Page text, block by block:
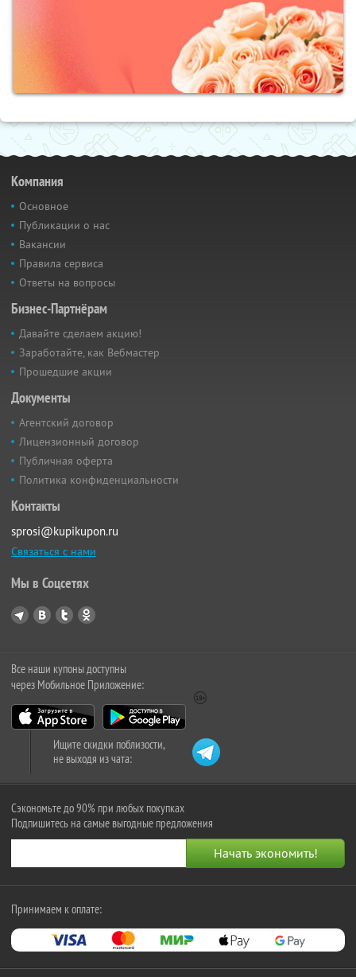
Компания
Основное
Публикации о нас
Вакансии
Правила сервиса
Ответы на вопросы
Бизнес-Партнёрам
Давайте сделаем акцию!
Заработайте, как Вебмастер
Прошедшие акции
Документы
Агентский договор
Лицензионный договор
Публичная оферта
Политика конфиденциальности
Контакты
sprosi@kupikupon.ru
Связаться с нами
Мы в Соцсетях
Все наши купоны доступны
через Мобильное Приложение:
Ищите скидки поблизости,
не выходя из чата:
Сэкономьте до 90% при любых покупках
Подпишитесь на самые выгодные предложения
Принимаем к оплате: